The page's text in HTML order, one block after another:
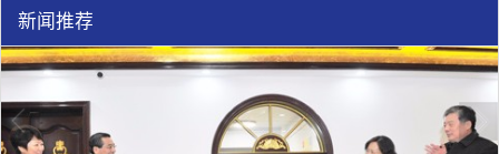
新闻推荐